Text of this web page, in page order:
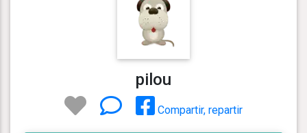
pilou
Compartir, repartir